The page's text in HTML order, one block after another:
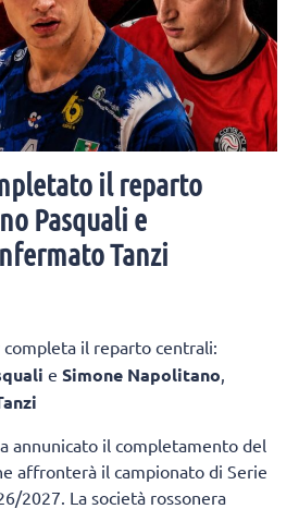
il reparto
Pasquali e
Tanzi
completa il reparto centrali:
e Simone Napolitano,
annunicato il completamento del
affronterà il campionato di Serie
2027. La società rossonera